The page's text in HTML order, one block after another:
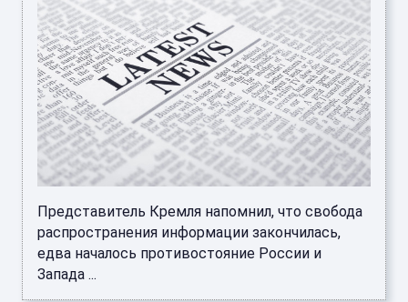
Представитель Кремля напомнил, что свобода
распространения информации закончилась,
едва началось противостояние России и
Запада ...